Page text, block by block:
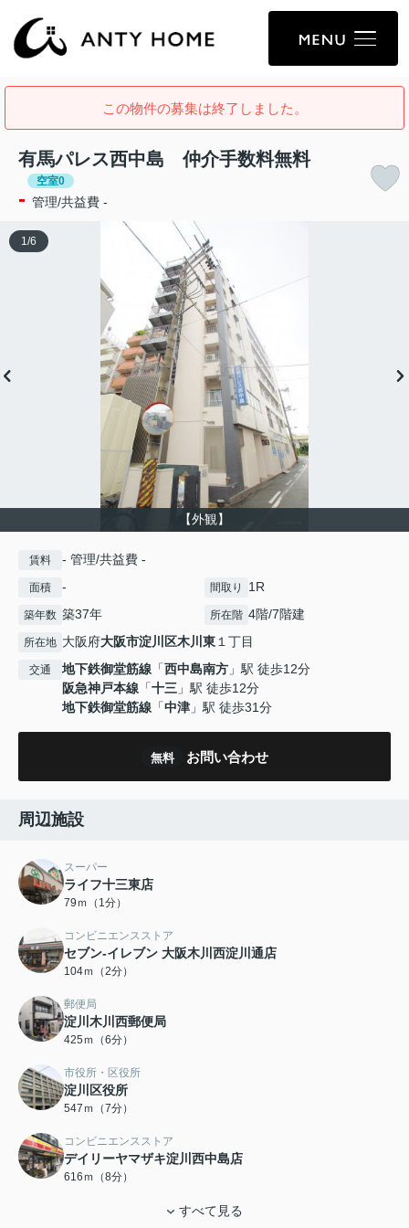
この物件の募集は終了しました。
有馬パレス西中島 仲介手数料無料
空室0
- 管理/共益費 -
【外観】
1 /6
賃料 - 管理/共益費 -
面積 - 間取り 1R
築年数 築37年 所在階 4階/7階建
所在地 大阪府大阪市淀川区木川東 １丁目
交通 地下鉄御堂筋線 「西中島南方 」駅 徒歩12分
阪急神戸本線 「十三 」駅 徒歩12分
地下鉄御堂筋線 「中津 」駅 徒歩31分
無料 お問い合わせ
周辺施設
スーパー
ライフ十三東店
79ｍ（1分）
コンビニエンスストア
セブン-イレブン 大阪木川西淀川通店
104ｍ（2分）
郵便局
淀川木川西郵便局
425ｍ（6分）
市役所・区役所
淀川区役所
547ｍ（7分）
コンビニエンスストア
デイリーヤマザキ淀川西中島店
616ｍ（8分）
すべて見る